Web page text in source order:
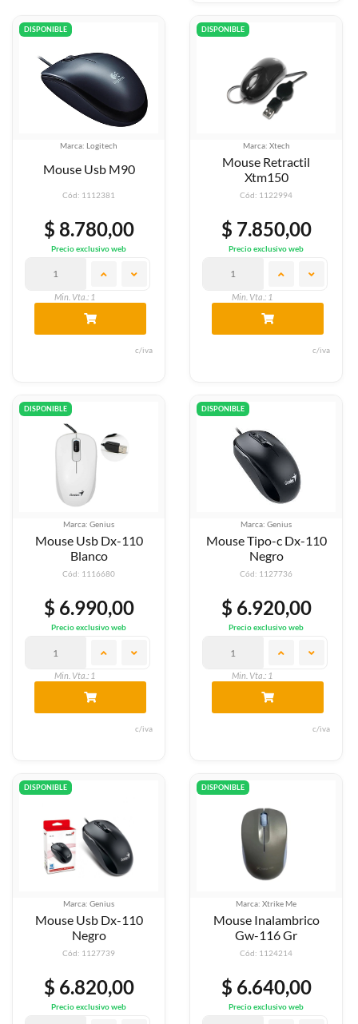
DISPONIBLE
Marca: Logitech
Mouse Usb M90
Cód: 1112381
$ 8.780,00
Precio exclusivo web
Min. Vta.: 1
c/iva
DISPONIBLE
Marca: Xtech
Mouse Retractil
Xtm150
Cód: 1122994
$ 7.850,00
Precio exclusivo web
Min. Vta.: 1
c/iva
DISPONIBLE
Marca: Genius
Mouse Usb Dx-110
Blanco
Cód: 1116680
$ 6.990,00
Precio exclusivo web
Min. Vta.: 1
c/iva
DISPONIBLE
Marca: Genius
Mouse Tipo-c Dx-110
Negro
Cód: 1127736
$ 6.920,00
Precio exclusivo web
Min. Vta.: 1
c/iva
DISPONIBLE
Marca: Genius
Mouse Usb Dx-110
Negro
Cód: 1127739
$ 6.820,00
Precio exclusivo web
DISPONIBLE
Marca: Xtrike Me
Mouse Inalambrico
Gw-116 Gr
Cód: 1124214
$ 6.640,00
Precio exclusivo web